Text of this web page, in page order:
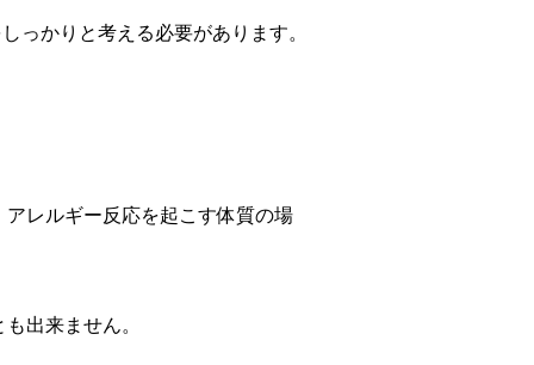
っかりと考える必要があります。
レルギー反応を起こす体質の場
出来ません。